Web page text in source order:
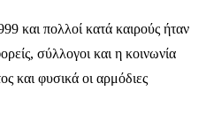
και πολλοί κατά καιρούς ήταν
σύλλογοι και η κοινωνία
και φυσικά οι αρμόδιες